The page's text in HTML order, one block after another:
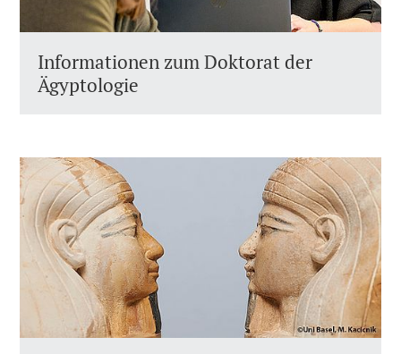
Informationen zum Doktorat der
Ägyptologie